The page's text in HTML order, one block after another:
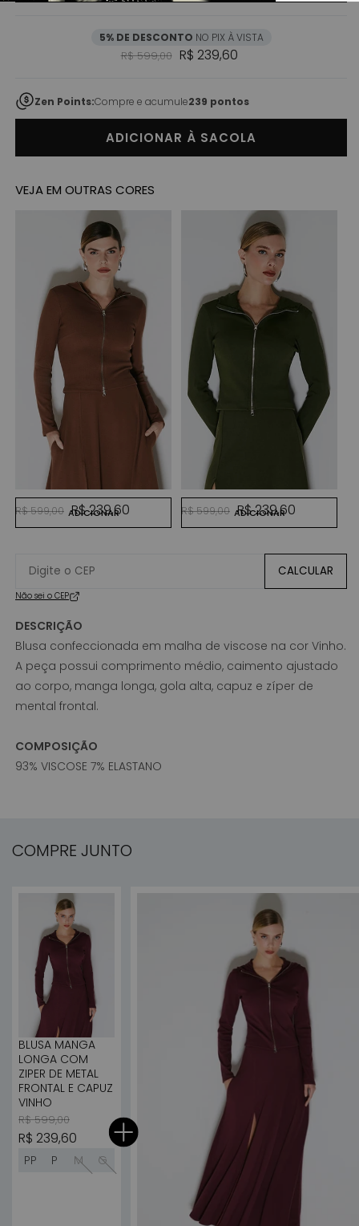
5% DE DESCONTO NO PIX À VISTA
Preço normal
R$ 599,00 Preço promocional
R$ 239,60
Zen Points:Compre e acumule239 pontos
ADICIONAR À SACOLA
VEJA EM OUTRAS CORES
MARROM
Preço normal
R$ 599,00 Preço promocional
R$ 239,60
ADICIONAR VERDE MILITAR
Preço normal
R$ 599,00 Preço promocional
R$ 239,60
ADICIONAR
CALCULAR
Não sei o CEP
DESCRIÇÃO
Blusa confeccionada em malha de viscose na cor Vinho.
A peça possui comprimento médio, caimento ajustado
ao corpo, manga longa, gola alta, capuz e zíper de
mental frontal.
COMPOSIÇÃO
93% VISCOSE 7% ELASTANO
COMPRE JUNTO
BLUSA MANGA
LONGA COM
ZIPER DE METAL
FRONTAL E CAPUZ
VINHO
Preço normal
R$ 599,00
Preço promocional
R$ 239,60
PP P M G